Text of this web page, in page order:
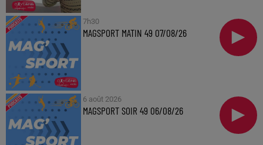
7h30
MAGSPORT MATIN 49 07/08/26
6 août 2026
MAGSPORT SOIR 49 06/08/26